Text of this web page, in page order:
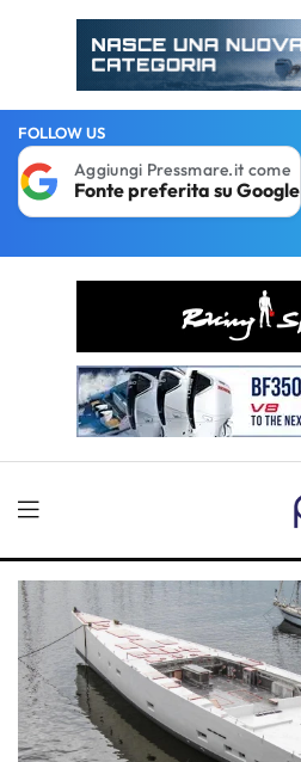
FOLLOW US
Aggiungi Pressmare.it come
Fonte preferita su Google